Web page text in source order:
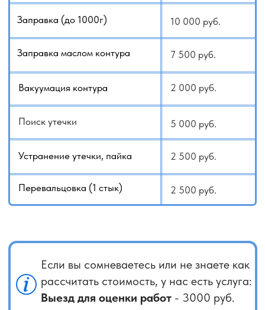
+79647092229
Telegram
Заказать услугу
Убедительно просим вас: освобождать место
в помещении от мебели для проведения работ